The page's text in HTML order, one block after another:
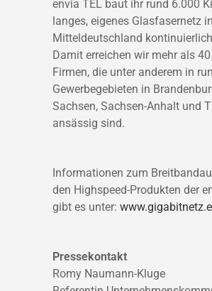
envia TEL baut ihr rund 6.000
langes, eigenes Glasfasernetz in
Mitteldeutschland
Damit erreichen wir mehr als
Firmen, die unter anderem in
Gewerbegebieten in
Sachsen, Sachsen-Anhalt und
ansässig sind.
Informationen zum
den Highspeed-Produkten der
gibt es unter:
Pressekontakt
Romy Naumann-Kluge